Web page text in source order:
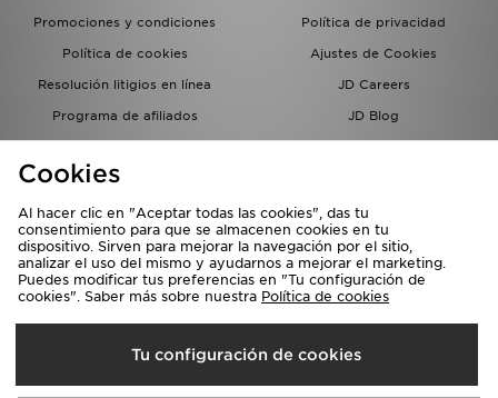
Promociones y condiciones
Política de privacidad
Política de cookies
Ajustes de Cookies
Resolución litigios en línea
JD Careers
Programa de afiliados
JD Blog
del grupo JD - Whistleblowing
Selecciona País
España
Cookies
Al hacer clic en "Aceptar todas las cookies", das tu
consentimiento para que se almacenen cookies en tu
dispositivo. Sirven para mejorar la navegación por el sitio,
analizar el uso del mismo y ayudarnos a mejorar el marketing.
Puedes modificar tus preferencias en "Tu configuración de
cookies". Saber más sobre nuestra Política de cookies
Tu configuración de cookies